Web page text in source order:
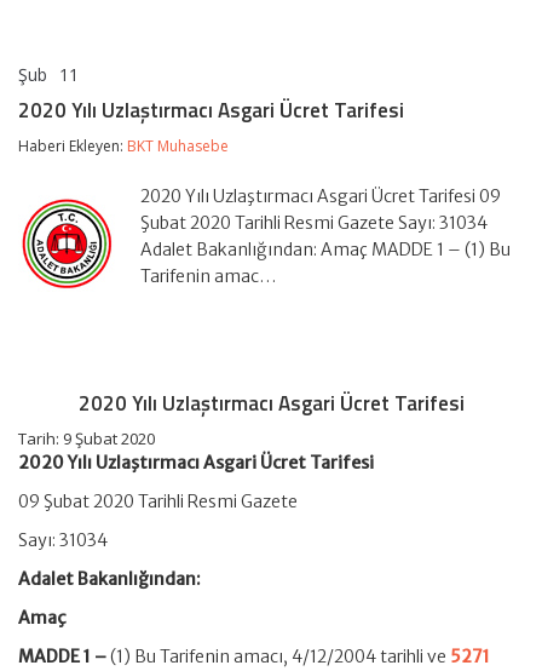
Şub 11
Uzlaştırmacı
Asgari
Ücret
2020 Yılı Uzlaştırmacı Asgari Ücret Tarifesi
Haberi Ekleyen: BKT Muhasebe
2020 Yılı Uzlaştırmacı Asgari Ücret Tarifesi 09
Şubat 2020 Tarihli Resmi Gazete Sayı: 31034
Adalet Bakanlığından: Amaç MADDE 1 – (1) Bu
Tarifenin amac…
2020 Yılı Uzlaştırmacı Asgari Ücret Tarifesi
Tarih: 9 Şubat 2020
2020 Yılı Uzlaştırmacı Asgari Ücret Tarifesi
09 Şubat 2020 Tarihli Resmi Gazete
Sayı: 31034
Adalet Bakanlığından:
Amaç
MADDE 1 –(1) Bu Tarifenin amacı, 4/12/2004 tarihli ve 5271